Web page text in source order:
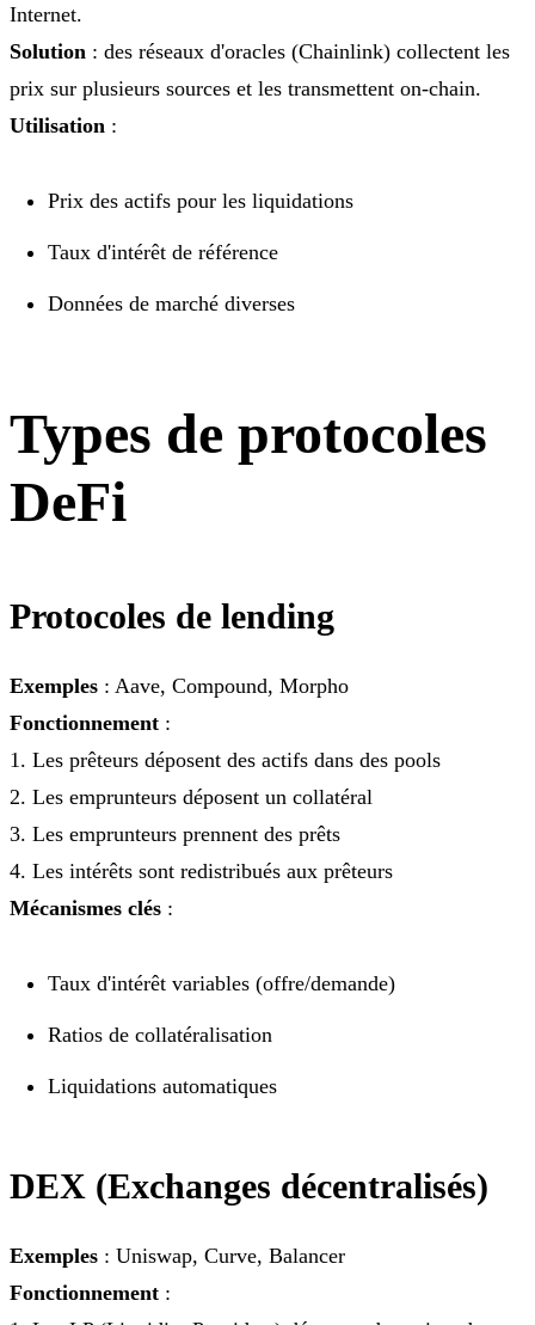
Internet.
Solution : des réseaux d'oracles (Chainlink) collectent les
prix sur plusieurs sources et les transmettent on-chain.
Utilisation :
Prix des actifs pour les liquidations
Taux d'intérêt de référence
Données de marché diverses
Types de protocoles
DeFi
Protocoles de lending
Exemples : Aave, Compound, Morpho
Fonctionnement :
1. Les prêteurs déposent des actifs dans des pools
2. Les emprunteurs déposent un collatéral
3. Les emprunteurs prennent des prêts
4. Les intérêts sont redistribués aux prêteurs
Mécanismes clés :
Taux d'intérêt variables (offre/demande)
Ratios de collatéralisation
Liquidations automatiques
DEX (Exchanges décentralisés)
Exemples : Uniswap, Curve, Balancer
Fonctionnement :